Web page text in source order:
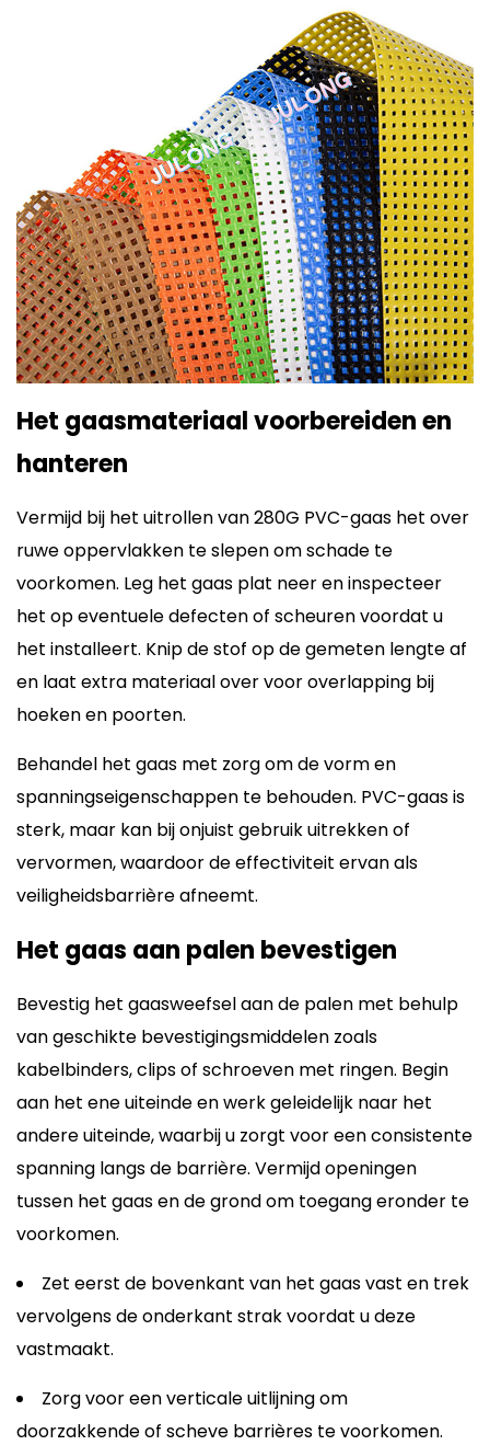
Het gaasmateriaal voorbereiden en
hanteren
Vermijd bij het uitrollen van 280G PVC-gaas het over
ruwe oppervlakken te slepen om schade te
voorkomen. Leg het gaas plat neer en inspecteer
het op eventuele defecten of scheuren voordat u
het installeert. Knip de stof op de gemeten lengte af
en laat extra materiaal over voor overlapping bij
hoeken en poorten.
Behandel het gaas met zorg om de vorm en
spanningseigenschappen te behouden. PVC-gaas is
sterk, maar kan bij onjuist gebruik uitrekken of
vervormen, waardoor de effectiviteit ervan als
veiligheidsbarrière afneemt.
Het gaas aan palen bevestigen
Bevestig het gaasweefsel aan de palen met behulp
van geschikte bevestigingsmiddelen zoals
kabelbinders, clips of schroeven met ringen. Begin
aan het ene uiteinde en werk geleidelijk naar het
andere uiteinde, waarbij u zorgt voor een consistente
spanning langs de barrière. Vermijd openingen
tussen het gaas en de grond om toegang eronder te
voorkomen.
Zet eerst de bovenkant van het gaas vast en trek
vervolgens de onderkant strak voordat u deze
vastmaakt.
Zorg voor een verticale uitlijning om
doorzakkende of scheve barrières te voorkomen.